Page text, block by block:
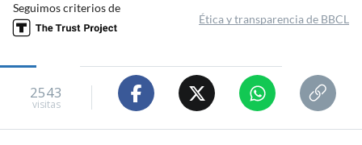
Seguimos criterios de
Ética y transparencia de BBCL
2543
visitas